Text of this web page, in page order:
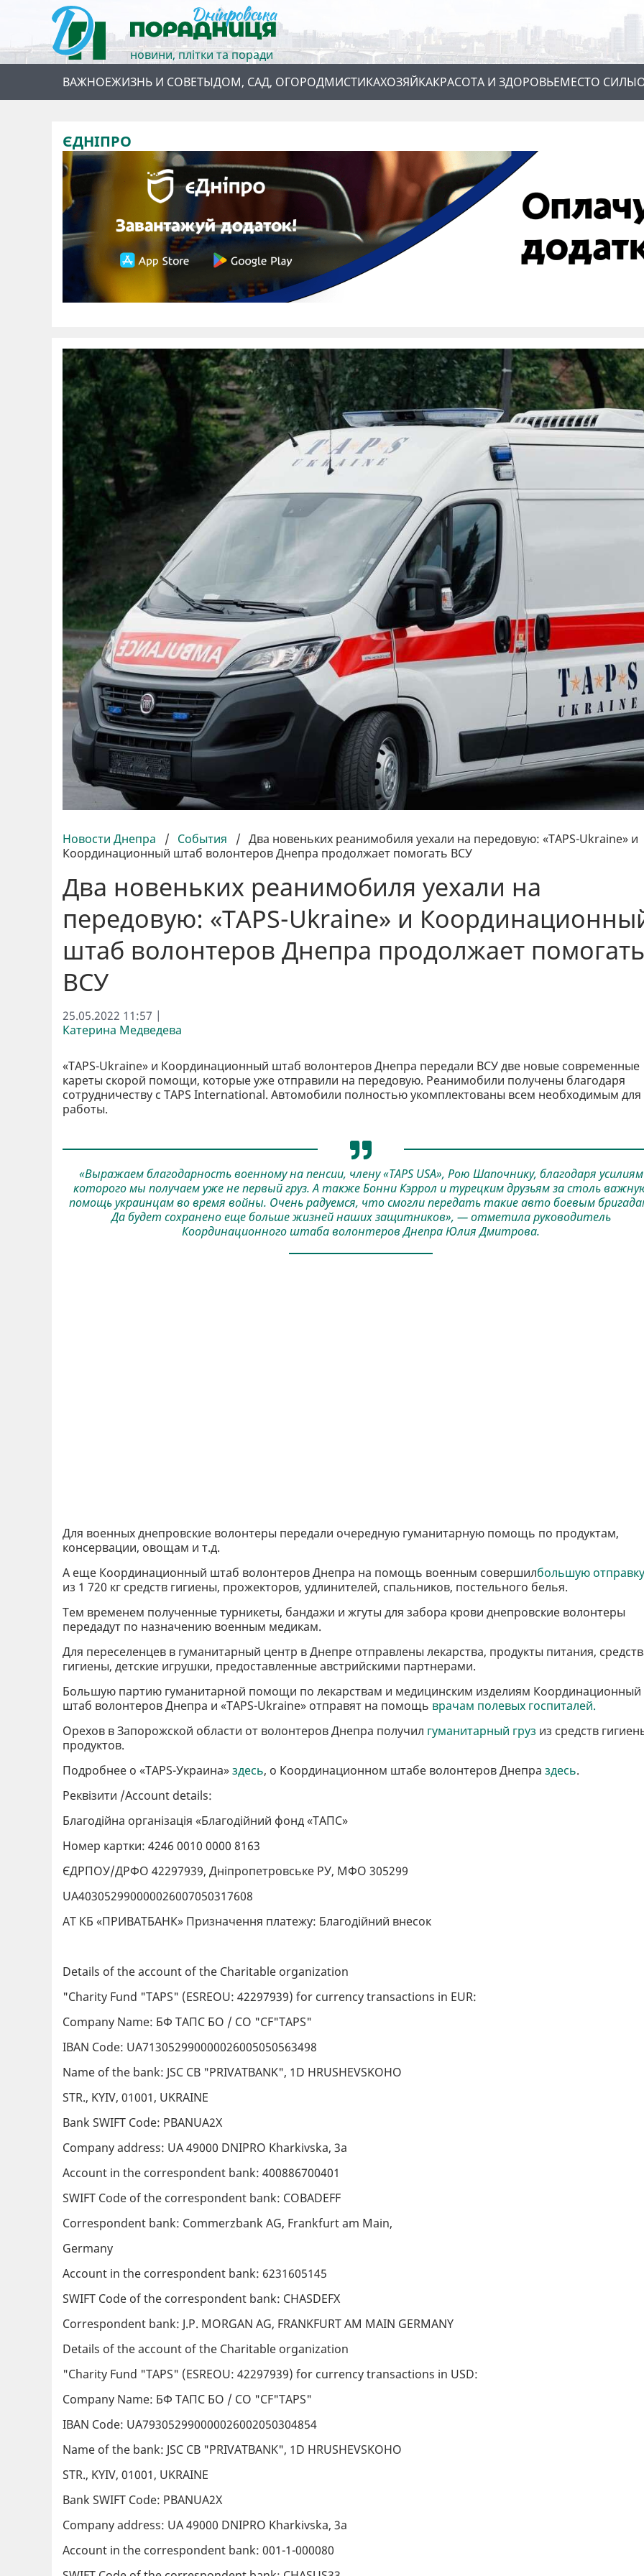
новини, плітки та поради
ВАЖНОЕЖИЗНЬ И СОВЕТЫДОМ, САД, ОГОРОДМИСТИКАХОЗЯЙКАКРАСОТА И ЗДОРОВЬЕМЕСТО СИЛЫ
ЄДНІПРО
Новости Днепра / События / Два новеньких реанимобиля уехали на передовую: «TAPS-Ukraine» и
Координационный штаб волонтеров Днепра продолжает помогать ВСУ
Два новеньких реанимобиля уехали на
передовую: «TAPS-Ukraine» и
штаб волонтеров Днепра продолжает помогать
ВСУ
25.05.2022 11:57 |
Катерина Медведева
«TAPS-Ukraine» и Координационный штаб волонтеров Днепра передали ВСУ две новые современные
кареты скорой помощи, которые уже отправили на передовую. Реанимобили получены благодаря
сотрудничеству с TAPS International. Автомобили полностью укомплектованы всем необходимым для
работы.
«Выражаем благодарность военному на пенсии, члену «TAPS USA», Рою Шапочнику, благодаря усилиям
которого мы получаем уже не первый груз. А также Бонни Кэррол и турецким друзьям за столь
помощь украинцам во время войны. Очень радуемся, что смогли передать такие авто боевым
Да будет сохранено еще больше жизней наших защитников», — отметила руководитель
Координационного штаба волонтеров Днепра Юлия Дмитрова.
Для военных днепровские волонтеры передали очередную гуманитарную помощь по продуктам,
консервации, овощам и т.д.
А еще Координационный штаб волонтеров Днепра на помощь военным совершилбольшую отправку
из 1 720 кг средств гигиены, прожекторов, удлинителей, спальников, постельного белья.
Тем временем полученные турникеты, бандажи и жгуты для забора крови днепровские волонтеры
передадут по назначению военным медикам.
Для переселенцев в гуманитарный центр в Днепре отправлены лекарства, продукты питания,
гигиены, детские игрушки, предоставленные австрийскими партнерами.
Большую партию гуманитарной помощи по лекарствам и медицинским изделиям Координационный
штаб волонтеров Днепра и «TAPS-Ukraine» отправят на помощь врачам полевых госпиталей.
Орехов в Запорожской области от волонтеров Днепра получил гуманитарный груз из средств
продуктов.
Подробнее о «TAPS-Украина»здесь, о Координационном штабе волонтеров Днепра здесь.
Реквізити /Account details:
Благодійна організація «Благодійний фонд «ТАПС»
Номер картки: 4246 0010 0000 8163
ЄДРПОУ/ДРФО 42297939, Дніпропетровське РУ, МФО 305299
UA403052990000026007050317608
АТ КБ «ПРИВАТБАНК» Призначення платежу: Благодійний внесок
Details of the account of the Charitable organization
"Charity Fund "TAPS" (ESREOU: 42297939) for currency transactions in EUR:
Company Name: БФ TAПC БО / CO "CF"TAPS"
IBAN Code: UA713052990000026005050563498
Name of the bank: JSC CB "PRIVATBANK", 1D HRUSHEVSKOHO
STR., KYIV, 01001, UKRAINE
Bank SWIFT Code: PBANUA2X
Company address: UA 49000 DNIPRO Kharkivska, 3a
Account in the correspondent bank: 400886700401
SWIFT Code of the correspondent bank: COBADEFF
Correspondent bank: Commerzbank AG, Frankfurt am Main,
Germany
Account in the correspondent bank: 6231605145
SWIFT Code of the correspondent bank: CHASDEFX
Correspondent bank: J.P. MORGAN AG, FRANKFURT AM MAIN GERMANY
Details of the account of the Charitable organization
"Charity Fund "TAPS" (ESREOU: 42297939) for currency transactions in USD:
Company Name: БФ TAПC БО / CO "CF"TAPS"
IBAN Code: UA793052990000026002050304854
Name of the bank: JSC CB "PRIVATBANK", 1D HRUSHEVSKOHO
STR., KYIV, 01001, UKRAINE
Bank SWIFT Code: PBANUA2X
Company address: UA 49000 DNIPRO Kharkivska, 3a
Account in the correspondent bank: 001-1-000080